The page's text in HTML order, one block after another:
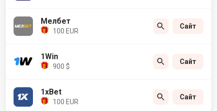
Мелбет
100 EUR
Сайт
1Win
900 $
Сайт
1xBet
100 EUR
Сайт